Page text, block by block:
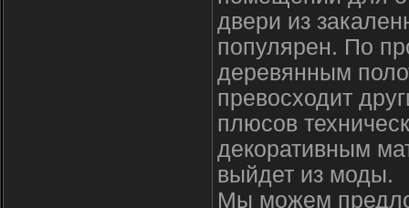
двери из
популярен. По
деревянным
превосходит
плюсов
декоративным
выйдет из моды.
Мы можем